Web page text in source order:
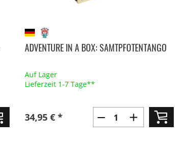
ADVENTURE IN A BOX: SAMTPFOTENTANGO
Auf Lager
Lieferzeit 1-7 Tage**
34,95 € *